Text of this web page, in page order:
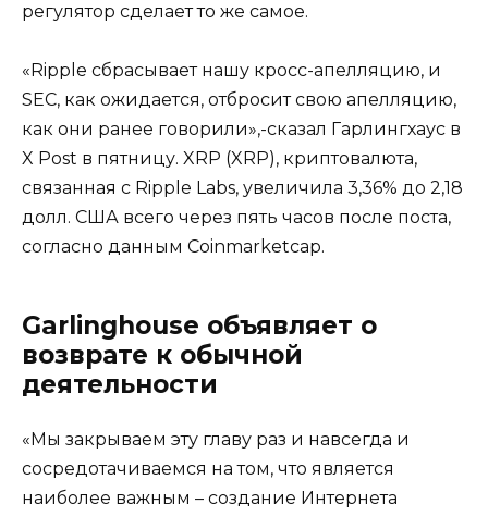
регулятор сделает то же самое.
«Ripple сбрасывает нашу кросс-апелляцию, и
SEC, как ожидается, отбросит свою апелляцию,
как они ранее говорили»,-сказал Гарлингхаус в
X Post в пятницу. XRP (XRP), криптовалюта,
связанная с Ripple Labs, увеличила 3,36% до 2,18
долл. США всего через пять часов после поста,
согласно данным Coinmarketcap.
Garlinghouse объявляет о
возврате к обычной
деятельности
«Мы закрываем эту главу раз и навсегда и
сосредотачиваемся на том, что является
наиболее важным – создание Интернета